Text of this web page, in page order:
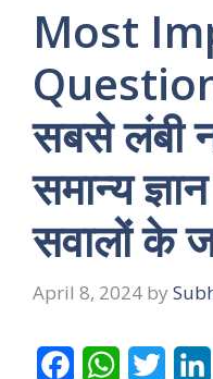
Most
सबसे लंबी
समान्य
सवालों के
April 8, 2024 by
W